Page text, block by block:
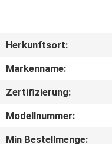
UNS
AUSFLUG
Herkunftsort:
Markenname:
Zertifizierung:
Modellnummer:
Min Bestellmenge: